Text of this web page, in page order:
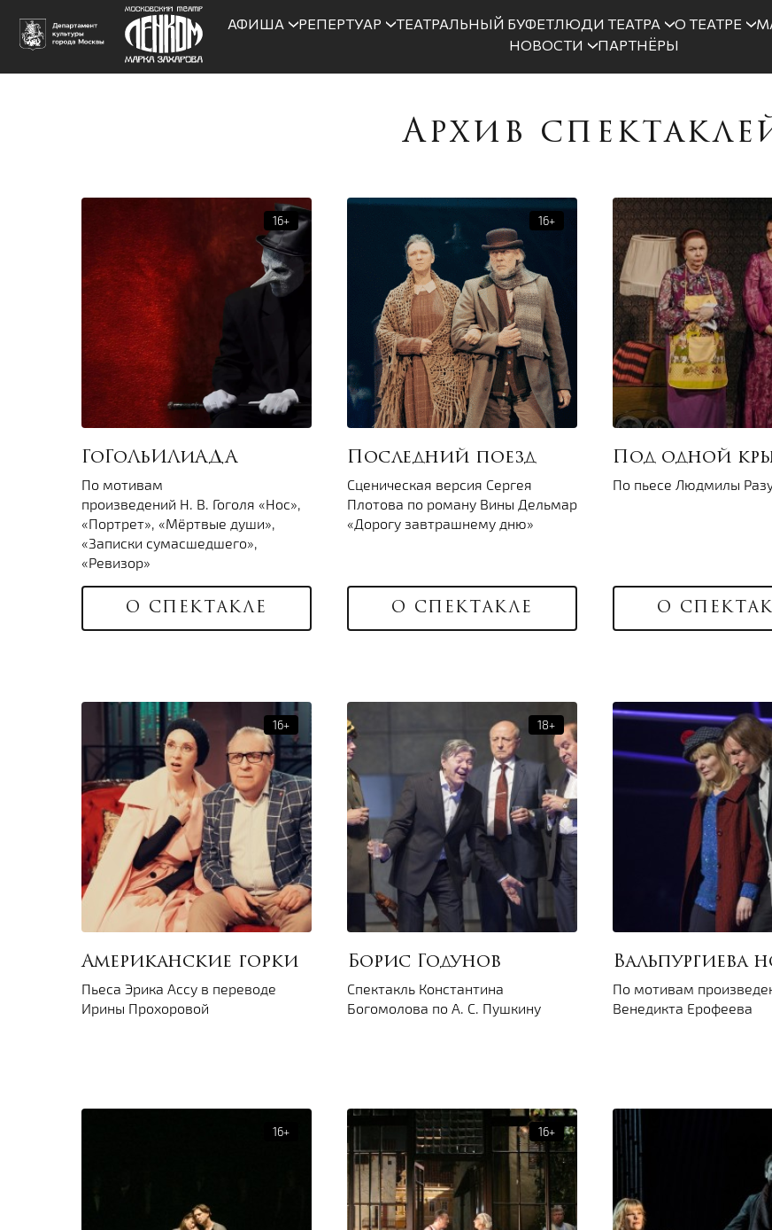
АФИША РЕПЕРТУАР ТЕАТРАЛЬНЫЙ БУФЕТЛЮДИ ТЕАТРА О ТЕАТРЕ
НОВОСТИ
ПАРТНЁРЫ
Архив
ГоГоЛьИЛиАДА
По мотивам
произведений Н. В. Гоголя «Нос»,
«Портрет», «Мёртвые души»,
«Записки сумасшедшего»,
«Ревизор»
О СПЕКТАКЛЕ
Последний поезд
Сценическая версия Сергея
Плотова по роману Вины Дельмар
«Дорогу завтрашнему дню»
О СПЕКТАКЛЕ
Под одной
По пьесе Людмилы
О
Американские горки
Пьеса Эрика Ассу в переводе
Ирины Прохоровой
Борис Годунов
Спектакль Константина
Богомолова по А. С. Пушкину
Вальпургиева
По мотивам
Венедикта Ерофеева